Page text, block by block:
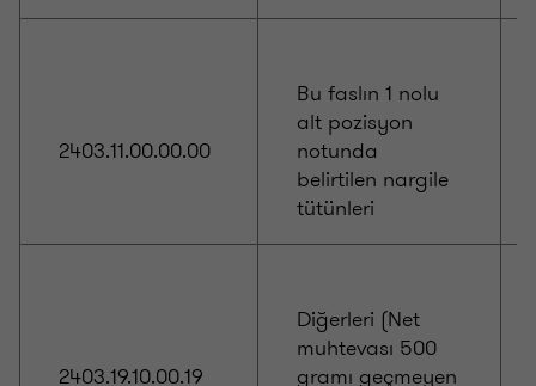
2403.11.00.00.00
Bu faslın 1 nolu
alt pozisyon
notunda
belirtilen nargile
tütünleri
2403.19.10.00.19
Diğerleri (Net
muhtevası 500
gramı geçmeyen